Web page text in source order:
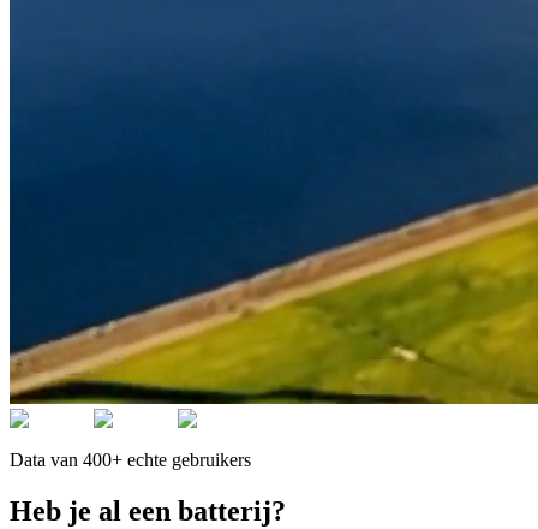
Data van 400+ echte gebruikers
Heb je al een batterij?